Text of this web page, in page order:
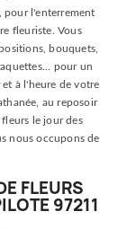
pour l'enterrement
fleuriste. Vous
bouquets,
pour un
et à l'heure de votre
au reposoir
le jour des
nous occupons de
FLEURS
97211